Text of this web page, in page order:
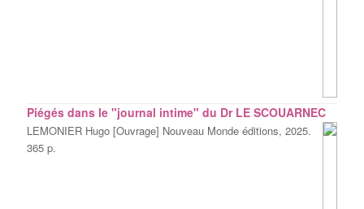
Piégés dans le "journal intime" du Dr LE SCOUARNEC
LEMONIER Hugo [Ouvrage] Nouveau Monde éditions, 2025.
365 p.